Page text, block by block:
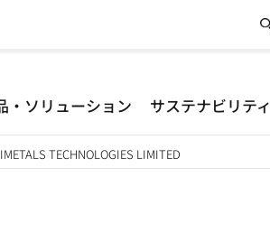
・ソリューション サステナビリティ
TECHNOLOGIES LIMITED